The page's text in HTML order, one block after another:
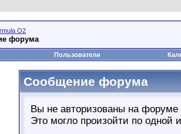
O2
форума
Пользователи
Сообщение форума
Вы не авторизованы на форуме
Это могло произойти по одной